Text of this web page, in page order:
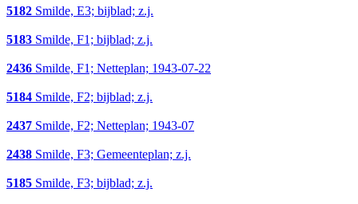
5182 Smilde, E3; bijblad; z.j.
5183 Smilde, F1; bijblad; z.j.
2436 Smilde, F1; Netteplan; 1943-07-22
5184 Smilde, F2; bijblad; z.j.
2437 Smilde, F2; Netteplan; 1943-07
2438 Smilde, F3; Gemeenteplan; z.j.
5185 Smilde, F3; bijblad; z.j.